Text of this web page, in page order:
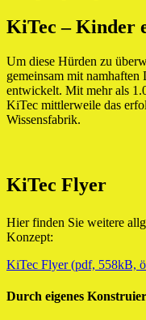
KiTec – Kinder
Um diese Hürden zu
gemeinsam mit
entwickelt. Mit mehr als
KiTec mittlerweile das
Wissensfabrik.
KiTec Flyer
Hier finden Sie weitere
Konzept:
KiTec Flyer (pdf, 558kB,
Durch eigenes